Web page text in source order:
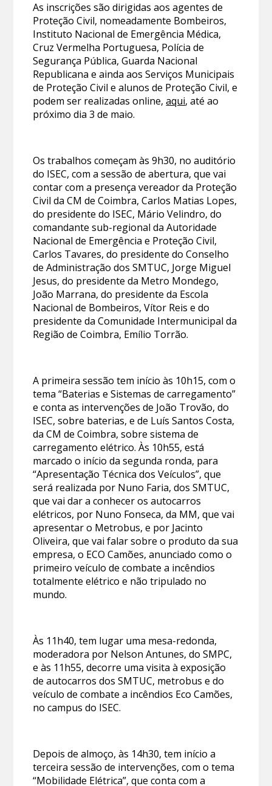
As inscrições são dirigidas aos agentes de
Proteção Civil, nomeadamente Bombeiros,
Instituto Nacional de Emergência Médica,
Cruz Vermelha Portuguesa, Polícia de
Segurança Pública, Guarda Nacional
Republicana e ainda aos Serviços Municipais
de Proteção Civil e alunos de Proteção Civil, e
podem ser realizadas online,aqui, até ao
próximo dia 3 de maio.
Os trabalhos começam às 9h30, no auditório
do ISEC, com a sessão de abertura, que vai
contar com a presença vereador da Proteção
Civil da CM de Coimbra, Carlos Matias Lopes,
do presidente do ISEC, Mário Velindro, do
comandante sub-regional da Autoridade
Nacional de Emergência e Proteção Civil,
Carlos Tavares, do presidente do Conselho
de Administração dos SMTUC, Jorge Miguel
Jesus, do presidente da Metro Mondego,
João Marrana, do presidente da Escola
Nacional de Bombeiros, Vítor Reis e do
presidente da Comunidade Intermunicipal da
Região de Coimbra, Emílio Torrão.
A primeira sessão tem início às 10h15, com o
tema “Baterias e Sistemas de carregamento”
e conta as intervenções de João Trovão, do
ISEC, sobre baterias, e de Luís Santos Costa,
da CM de Coimbra, sobre sistema de
carregamento elétrico. Às 10h55, está
marcado o início da segunda ronda, para
“Apresentação Técnica dos Veículos”, que
será realizada por Nuno Faria, dos SMTUC,
que vai dar a conhecer os autocarros
elétricos, por Nuno Fonseca, da MM, que vai
apresentar o Metrobus, e por Jacinto
Oliveira, que vai falar sobre o produto da sua
empresa, o ECO Camões, anunciado como o
primeiro veículo de combate a incêndios
totalmente elétrico e não tripulado no
mundo.
Às 11h40, tem lugar uma mesa-redonda,
moderadora por Nelson Antunes, do SMPC,
e às 11h55, decorre uma visita à exposição
de autocarros dos SMTUC, metrobus e do
veículo de combate a incêndios Eco Camões,
no campus do ISEC.
Depois de almoço, às 14h30, tem início a
terceira sessão de intervenções, com o tema
“Mobilidade Elétrica”, que conta com a